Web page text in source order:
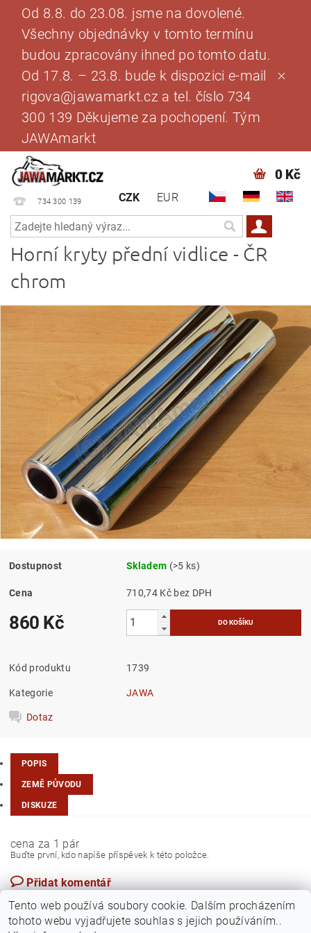
Od 8.8. do 23.08. jsme na dovolené.
Všechny objednávky v tomto termínu
budou zpracovány ihned po tomto datu.
Od 17.8. – 23.8. bude k dispozici e-mail
rigova@jawamarkt.cz a tel. číslo 734
300 139 Děkujeme za pochopení. Tým
JAWAmarkt
734 300 139 CZK EUR
0 Kč
Horní kryty přední vidlice - ČR
chrom
Dostupnost Skladem (>5 ks)
Cena 710,74 Kč bez DPH
860 Kč
Kód produktu 1739
Kategorie JAWA
Dotaz
POPIS
ZEMĚ PŮVODU
DISKUZE
cena za 1 pár
Buďte první, kdo napíše příspěvek k této položce.
Přidat komentář
Tento web používá soubory cookie. Dalším procházením
tohoto webu vyjadřujete souhlas s jejich používáním..